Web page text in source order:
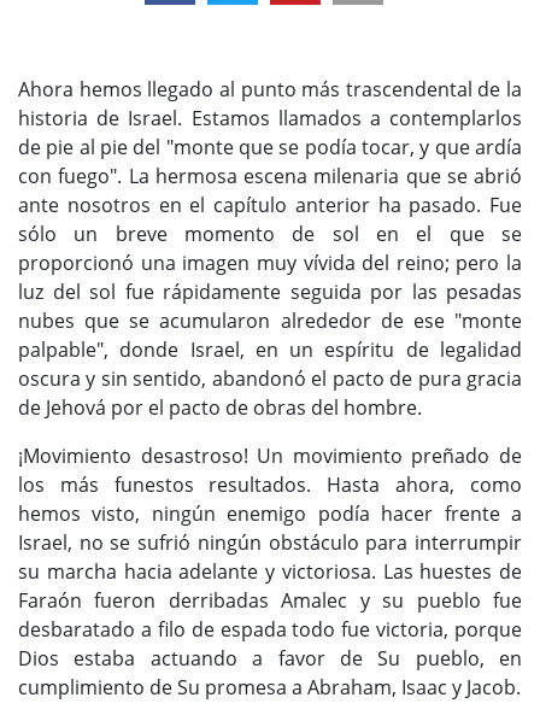
Ahora hemos llegado al punto más trascendental de la
historia de Israel. Estamos llamados a contemplarlos
de pie al pie del "monte que se podía tocar, y que ardía
con fuego". La hermosa escena milenaria que se abrió
ante nosotros en el capítulo anterior ha pasado. Fue
sólo un breve momento de sol en el que se
proporcionó una imagen muy vívida del reino; pero la
luz del sol fue rápidamente seguida por las pesadas
nubes que se acumularon alrededor de ese "monte
palpable", donde Israel, en un espíritu de legalidad
oscura y sin sentido, abandonó el pacto de pura gracia
de Jehová por el pacto de obras del hombre.
¡Movimiento desastroso! Un movimiento preñado de
los más funestos resultados. Hasta ahora, como
hemos visto, ningún enemigo podía hacer frente a
Israel, no se sufrió ningún obstáculo para interrumpir
su marcha hacia adelante y victoriosa. Las huestes de
Faraón fueron derribadas Amalec y su pueblo fue
desbaratado a filo de espada todo fue victoria, porque
Dios estaba actuando a favor de Su pueblo, en
cumplimiento de Su promesa a Abraham, Isaac y Jacob.